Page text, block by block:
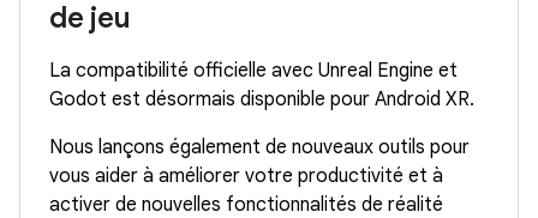
de jeu
La compatibilité officielle avec Unreal Engine et
Godot est désormais disponible pour Android XR.
Nous lançons également de nouveaux outils pour
vous aider à améliorer votre productivité et à
activer de nouvelles fonctionnalités de réalité